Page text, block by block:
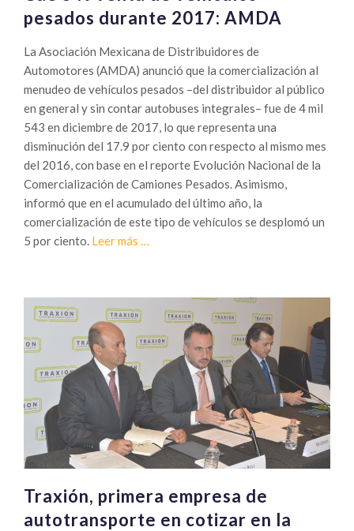
pesados durante 2017: AMDA
La Asociación Mexicana de Distribuidores de
Automotores (AMDA) anunció que la comercialización al
menudeo de vehículos pesados –del distribuidor al público
en general y sin contar autobuses integrales– fue de 4 mil
543 en diciembre de 2017, lo que representa una
disminución del 17.9 por ciento con respecto al mismo mes
del 2016, con base en el reporte Evolución Nacional de la
Comercialización de Camiones Pesados. Asimismo,
informó que en el acumulado del último año, la
comercialización de este tipo de vehículos se desplomó un
5 por ciento. Leer más
%
venta
de
vehículos
pesados
durante
2017:
AMDA
…
Traxión, primera empresa de
autotransporte en cotizar en la